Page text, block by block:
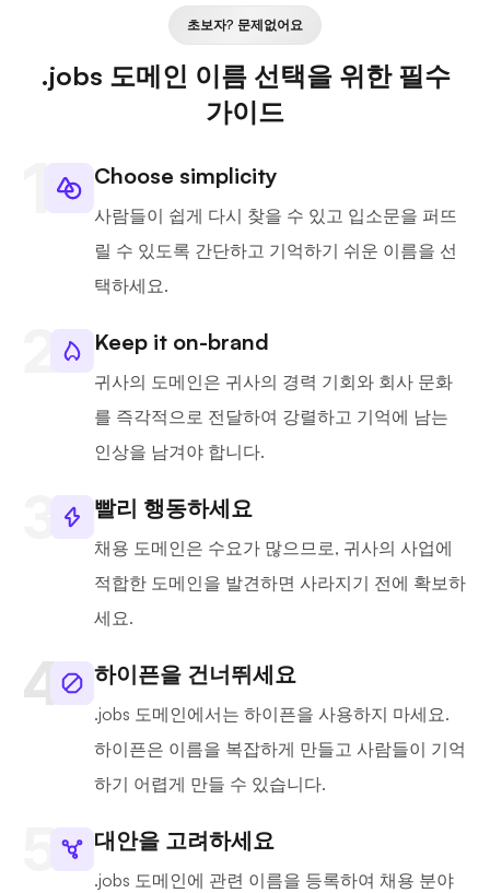
초보자? 문제없어요
.jobs 도메인 이름 선택을 위한 필수
가이드
Choose simplicity
사람들이 쉽게 다시 찾을 수 있고 입소문을 퍼뜨
릴 수 있도록 간단하고 기억하기 쉬운 이름을 선
택하세요.
Keep it on-brand
귀사의 도메인은 귀사의 경력 기회와 회사 문화
를 즉각적으로 전달하여 강렬하고 기억에 남는
인상을 남겨야 합니다.
빨리 행동하세요
채용 도메인은 수요가 많으므로, 귀사의 사업에
적합한 도메인을 발견하면 사라지기 전에 확보하
세요.
하이픈을 건너뛰세요
.jobs 도메인에서는 하이픈을 사용하지 마세요.
하이픈은 이름을 복잡하게 만들고 사람들이 기억
하기 어렵게 만들 수 있습니다.
대안을 고려하세요
.jobs 도메인에 관련 이름을 등록하여 채용 분야